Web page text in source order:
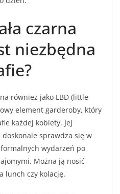
czarna
niezbędna
również jako LBD (little
element garderoby, który
każdej kobiety. Jej
doskonale sprawdza się w
wydarzeń po
Można ją nosić
lunch czy kolację.